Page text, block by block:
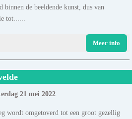
de beeldende kunst, dus van
tot......
Meer info
21 mei 2022
wordt omgetoverd tot een groot gezellig